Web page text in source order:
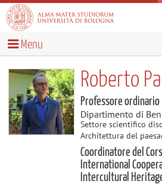
Menu
Roberto
Professore ordinario
Dipartimento di
Settore scientifico
Architettura del
Coordinatore del
International
Intercultural